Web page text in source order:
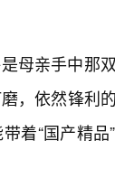
母亲手中那
，依然锋利
着“国产精